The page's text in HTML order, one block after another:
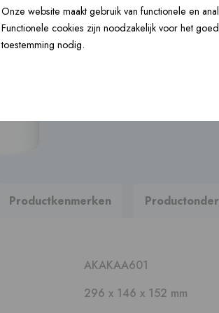
CLV-
Productkenmerken
AKAKAA601
296 x 146 x 152 mm
Onze website maakt gebruik van functionele en
Functionele cookies zijn noodzakelijk voor het
toestemming nodig.